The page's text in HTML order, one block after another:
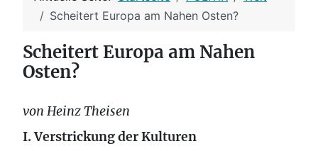
Scheitert Europa am Nahen Osten?
Scheitert Europa am Nahen
Osten?
von Heinz Theisen
I. Verstrickung der Kulturen